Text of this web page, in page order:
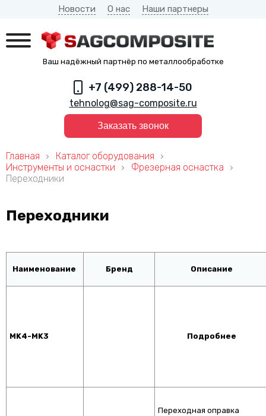
Новости О нас Наши партнеры
Ваш надёжный партнёр по металлообработке
+7 (499) 288-14-50
tehnolog@sag-composite.ru
Заказать звонок
Главная
Каталог оборудования
Инструменты и оснастки
Фрезерная оснастка
Переходники
Переходники
Наименование Бренд Описание
MK4-MK3 Подробнее
Переходная оправка